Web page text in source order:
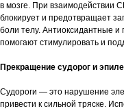
в мозге. При взаимодействии
блокирует и предотвращает
боли телу. Антиоксидантные и
помогают стимулировать и
Прекращение судорог и
Судороги — это нарушение
привести к сильной тряске.